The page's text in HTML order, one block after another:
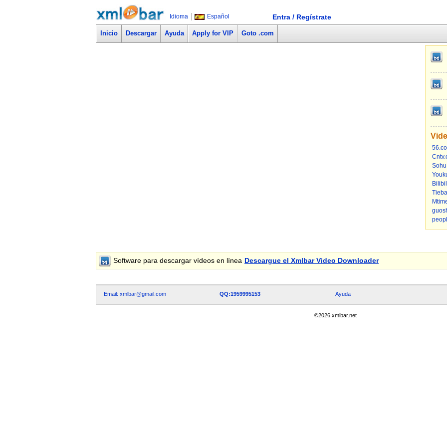
Idioma Español Entra / Regístrate
Inicio Descargar Ayuda Apply for VIP Goto .com
Software para descargar vídeos en línea Descargue el Xmlbar Video Downloader
Email: xmlbar@gmail.com QQ:1959995153 Ayuda
©2026xmlbar.net